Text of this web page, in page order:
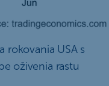
rokovania USA s
oživenia rastu